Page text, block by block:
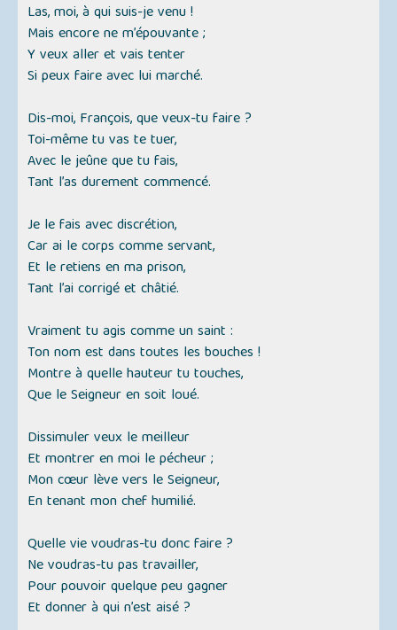
Las, moi, à qui suis-je venu !
Mais encore ne m’épouvante ;
Y veux aller et vais tenter
Si peux faire avec lui marché.
Dis-moi, François, que veux-tu faire ?
Toi-même tu vas te tuer,
Avec le jeûne que tu fais,
Tant l’as durement commencé.
Je le fais avec discrétion,
Car ai le corps comme servant,
Et le retiens en ma prison,
Tant l’ai corrigé et châtié.
Vraiment tu agis comme un saint :
Ton nom est dans toutes les bouches !
Montre à quelle hauteur tu touches,
Que le Seigneur en soit loué.
Dissimuler veux le meilleur
Et montrer en moi le pécheur ;
Mon cœur lève vers le Seigneur,
En tenant mon chef humilié.
Quelle vie voudras-tu donc faire ?
Ne voudras-tu pas travailler,
Pour pouvoir quelque peu gagner
Et donner à qui n’est aisé ?